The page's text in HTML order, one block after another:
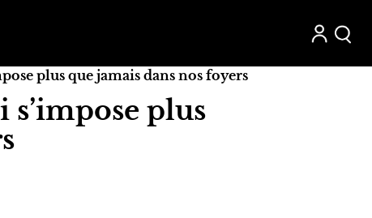
plus que jamais dans nos foyers
plus